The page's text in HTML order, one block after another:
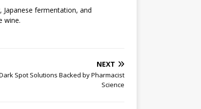
Japanese fermentation, and
wine.
NEXT
Spot Solutions Backed by Pharmacist
Science